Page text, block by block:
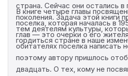
страна. Сейчас они остались
поколения. Задача этой книги
тем деятелям культуры,
гордиться стране в наше
В книге четыре главы
поселка, которая началась в
глав — это очерки о его
обитателях поселка написать
поэтому автору пришлось
двадцать. О тех, кому не